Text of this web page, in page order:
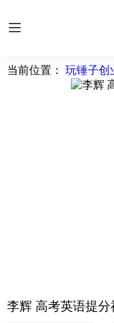
当前位置： 玩锤子创
李辉 高考英语提